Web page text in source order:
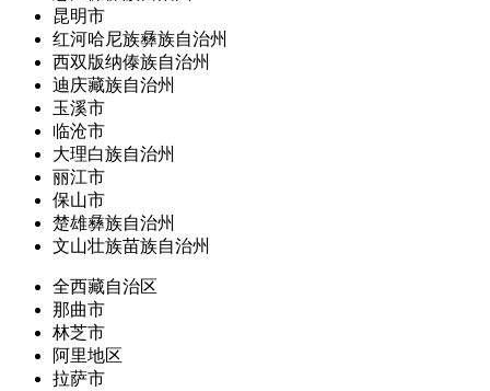
昆明市
红河哈尼族彝族自治州
西双版纳傣族自治州
迪庆藏族自治州
玉溪市
临沧市
大理白族自治州
丽江市
保山市
楚雄彝族自治州
文山壮族苗族自治州
全西藏自治区
那曲市
林芝市
阿里地区
拉萨市